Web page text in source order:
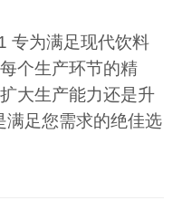
专为满足现代饮料
个生产环节的精
大生产能力还是升
满足您需求的绝佳选